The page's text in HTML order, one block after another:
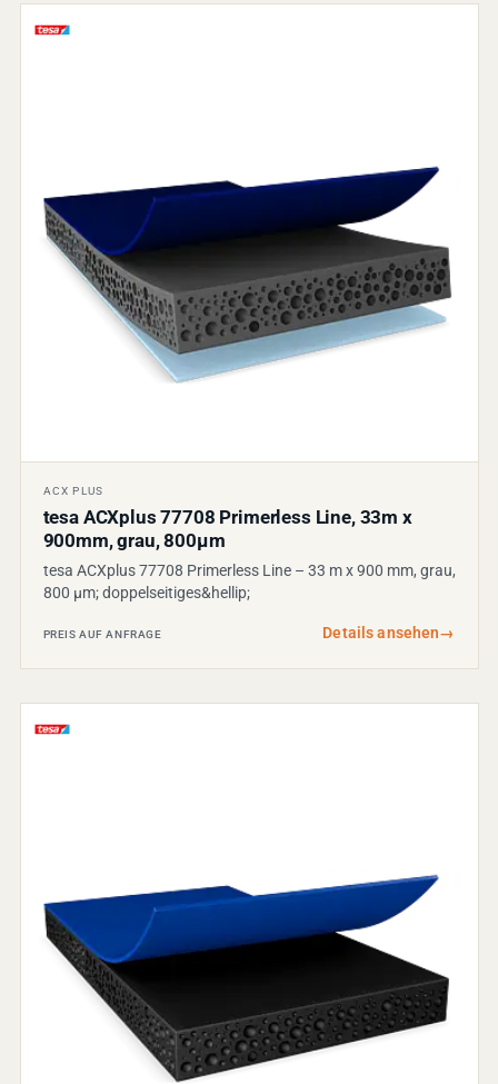
ACX PLUS
tesa ACXplus 77708 Primerless Line, 33m x
900mm, grau, 800µm
tesa ACXplus 77708 Primerless Line – 33 m x 900 mm, grau,
800 µm; doppelseitiges&hellip;
PREIS AUF ANFRAGE Details ansehen→